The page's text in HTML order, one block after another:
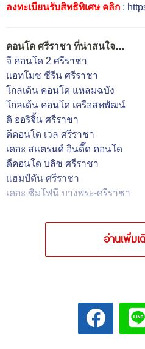
ลงทะเบียนรับสิทธิพิเศษ คลิก :
คอนโด ศรีราชา ที่น่าสนใจ…
จี คอนโด 2 ศรีราชา
แอทโมซ ซีรีน ศรีราชา
โกลเด้น คอนโด แหลมฉบัง
โกลเด้น คอนโด เครือสหพัฒน์
ดิ ออริจิ้น ศรีราชา
ดีคอนโด เวล ศรีราชา
เดอะ สแตรนด์ อินดี๊ด คอนโด
ดีคอนโด บลิซ ศรีราชา
แฮมป์ตัน ศรีราชา
เดอะ ซิมโฟนี บางพระ-ศรีราชา
อ่านเพิ่มเ